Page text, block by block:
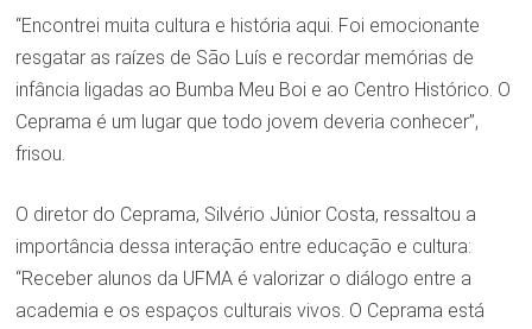
“Encontrei muita cultura e história aqui. Foi emocionante
resgatar as raízes de São Luís e recordar memórias de
infância ligadas ao Bumba Meu Boi e ao Centro Histórico. O
Ceprama é um lugar que todo jovem deveria conhecer”,
frisou.
O diretor do Ceprama, Silvério Júnior Costa, ressaltou a
importância dessa interação entre educação e cultura:
“Receber alunos da UFMA é valorizar o diálogo entre a
academia e os espaços culturais vivos. O Ceprama está